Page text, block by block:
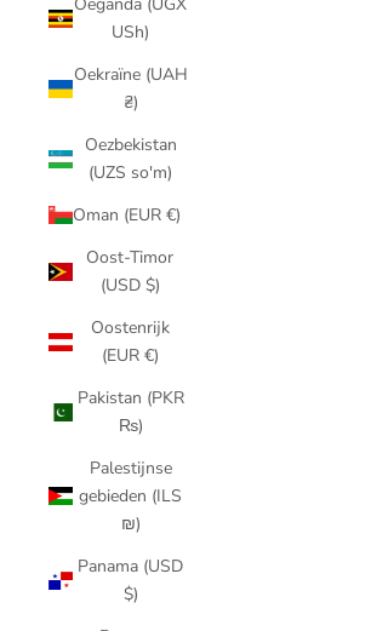
USh)
Oekraïne (UAH
₴)
Oezbekistan
(UZS so'm)
Oman (EUR €)
Oost-Timor
(USD $)
Oostenrijk
(EUR €)
Pakistan (PKR
₨)
Palestijnse
gebieden (ILS
₪)
Panama (USD
$)